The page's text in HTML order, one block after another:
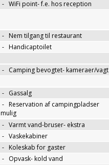
- WiFi point- f.e. hos reception
- Nem tilgang til restaurant
- Handicaptoilet
- Camping bevogtet- kameraer/vagt
- Gassalg
- Reservation af campingpladser
mulig
- Varmt vand-bruser- ekstra
- Vaskekabiner
- Koleskab for gaster
- Opvask- kold vand